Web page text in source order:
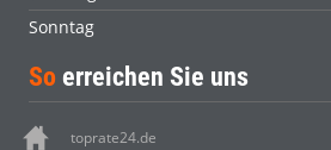
Sonntag
So erreichen Sie uns
toprate24.de